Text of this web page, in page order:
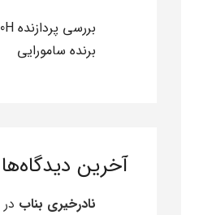
برنده سامورایی
آخرین دیدگاه‌ها
نادرخیری بناب در